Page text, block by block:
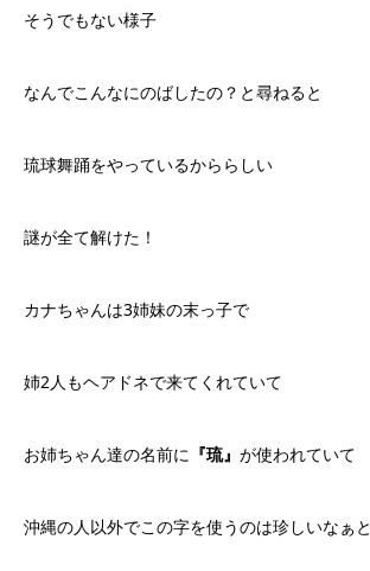
そうでもない様子
なんでこんなにのばしたの？と尋ねると
琉球舞踊をやっているかららしい
謎が全て解けた！
カナちゃんは3姉妹の末っ子で
姉2人もヘアドネで来てくれていて
お姉ちゃん達の名前に 『琉』 が使われていて
沖縄の人以外でこの字を使うのは珍しいなぁと